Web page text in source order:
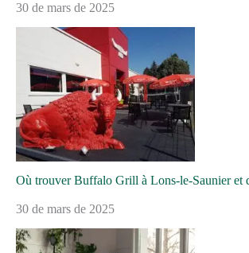
30 de mars de 2025
Où trouver Buffalo Grill à Lons-le-Saunier et
30 de mars de 2025